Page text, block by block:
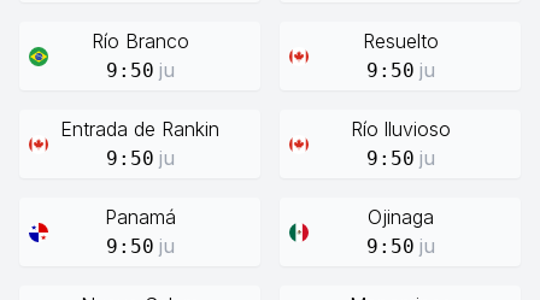
Río Branco
9:50 ju
Resuelto
9:50 ju
Entrada de Rankin
9:50 ju
Río lluvioso
9:50 ju
Panamá
9:50 ju
Ojinaga
9:50 ju